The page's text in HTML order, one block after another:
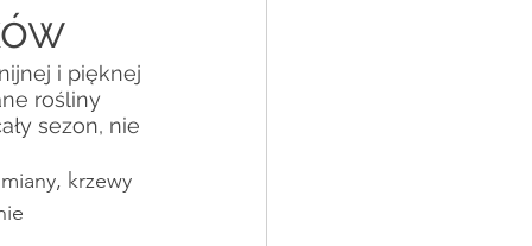
i pięknej
rośliny
sezon, nie
krzewy